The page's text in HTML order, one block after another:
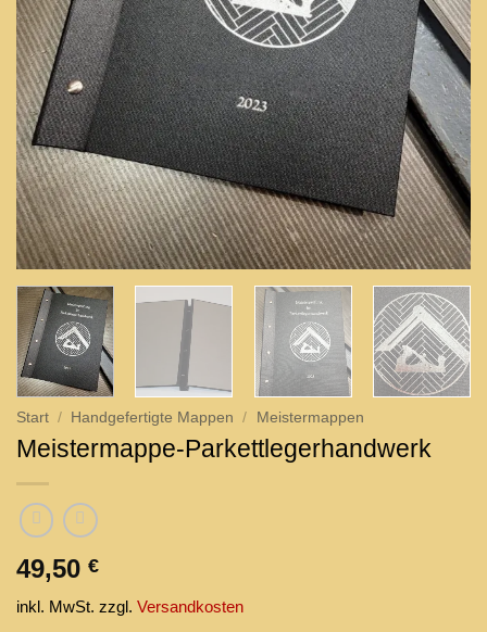
Start / Handgefertigte Mappen / Meistermappen
Meistermappe-Parkettlegerhandwerk
49,50 €
inkl. MwSt. zzgl. Versandkosten